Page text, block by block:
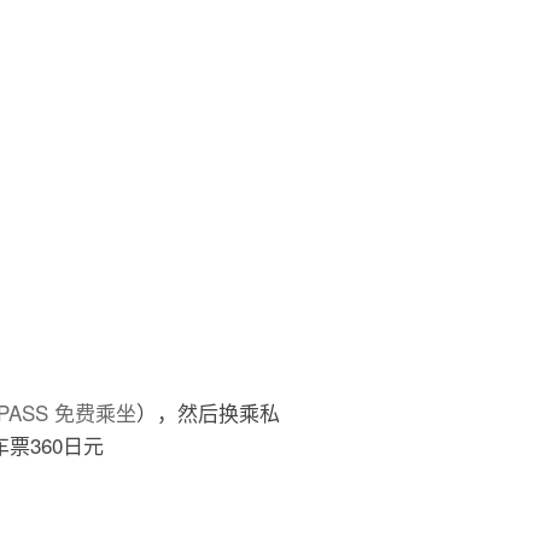
免费乘坐），然后换乘私
票360日元